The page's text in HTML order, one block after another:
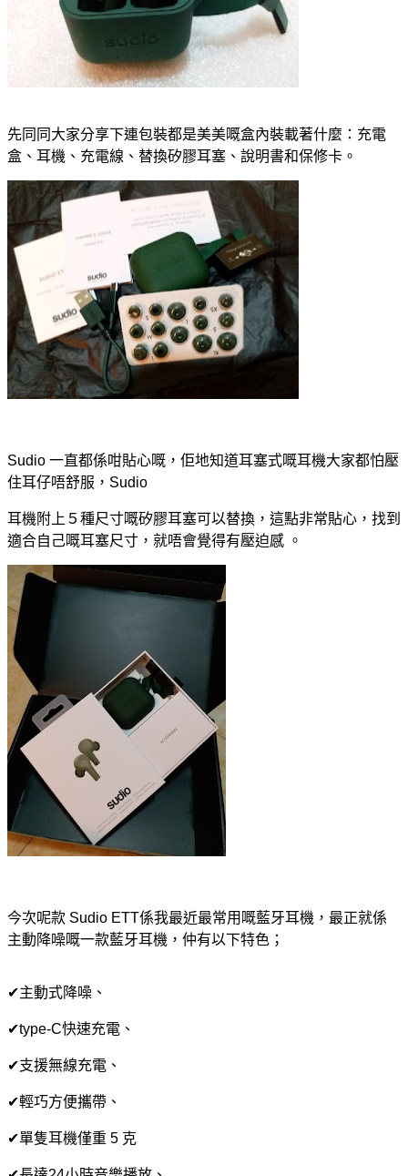
先同同大家分享下連包裝都是美美嘅盒內裝載著什麼：充電
盒、耳機、充電線、替換矽膠耳塞、說明書和保修卡。
Sudio 一直都係咁貼心嘅，佢地知道耳塞式嘅耳機大家都怕壓
住耳仔唔舒服，Sudio
耳機附上５種尺寸嘅矽膠耳塞可以替換，這點非常貼心， 找到
適合自己嘅耳塞尺寸，就唔會覺得有壓迫感 。
今次呢款 Sudio ETT係我最近最常用嘅藍牙耳機，最正就係
主動降噪嘅一款藍牙耳機，仲有以下特色；
✔主動式降噪、
✔type-C快速充電、
✔支援無線充電、
✔輕巧方便攜帶、
✔單隻耳機僅重 5 克